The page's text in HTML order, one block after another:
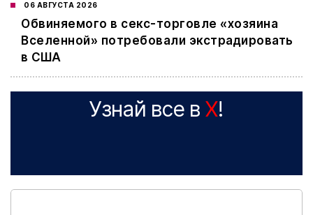
06 АВГУСТА 2026
Обвиняемого в секс-торговле «хозяина
Вселенной» потребовали экстрадировать
в США
Узнай все в X!